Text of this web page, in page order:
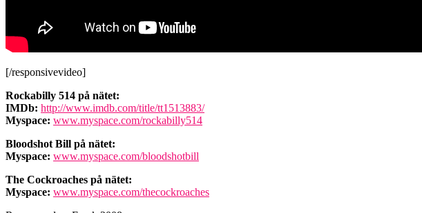
[/responsivevideo]
Rockabilly 514 på nätet:
IMDb: http://www.imdb.com/title/tt1513883/
Myspace: www.myspace.com/rockabilly514
Bloodshot Bill på nätet:
Myspace: www.myspace.com/bloodshotbill
The Cockroaches på nätet:
Myspace: www.myspace.com/thecockroaches